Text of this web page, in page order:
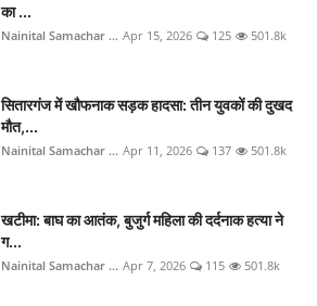
का ...
Nainital Samachar ... Apr 15, 2026 125 501.8k
सितारगंज में खौफनाक सड़क हादसा: तीन युवकों की दुखद
मौत,...
Nainital Samachar ... Apr 11, 2026 137 501.8k
खटीमा: बाघ का आतंक, बुजुर्ग महिला की दर्दनाक हत्या ने
ग...
Nainital Samachar ... Apr 7, 2026 115 501.8k